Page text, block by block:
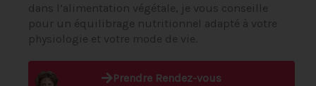
dans l’alimentation végétale, je vous conseille
pour un équilibrage nutritionnel adapté à votre
physiologie et votre mode de vie
Prendre Rendez-vous